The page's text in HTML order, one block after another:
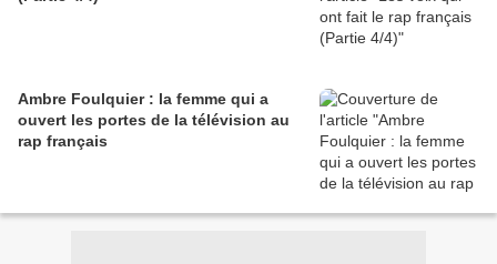
Ambre Foulquier : la femme qui a
ouvert les portes de la télévision au
rap français